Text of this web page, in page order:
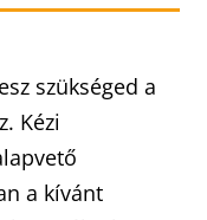
szükséged a
Kézi
a kívánt